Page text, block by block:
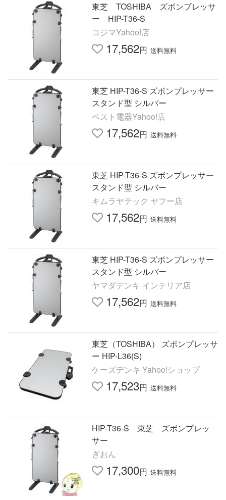
東芝 TOSHIBA ズボンプレッサ
ー HIP-T36-S
コジマYahoo!店
17,562円 送料無料
東芝 HIP-T36-S ズボンプレッサー
スタンド型 シルバー
ベスト電器Yahoo!店
17,562円 送料無料
東芝 HIP-T36-S ズボンプレッサー
スタンド型 シルバー
キムラヤテック ヤフー店
17,562円 送料無料
東芝 HIP-T36-S ズボンプレッサー
スタンド型 シルバー
ヤマダデンキ インテリア店
17,562円 送料無料
東芝（TOSHIBA） ズボンプレッサ
ー HIP-L36(S)
ケーズデンキ Yahoo!ショップ
17,523円 送料無料
HIP-T36-S 東芝 ズボンプレッ
サー
ぎおん
17,300円 送料無料